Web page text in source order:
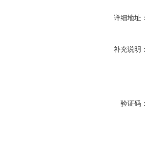
详细地址：
补充说明：
验证码：